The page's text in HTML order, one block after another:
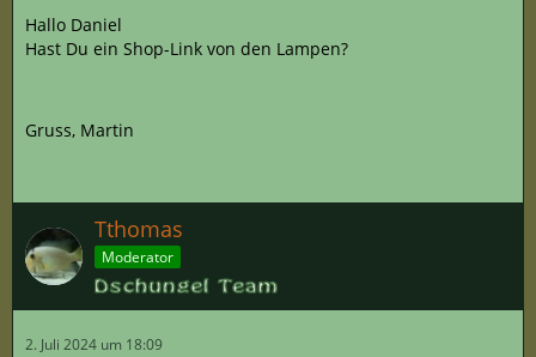
Hallo Daniel
Hast Du ein Shop-Link von den Lampen?
Gruss, Martin
Tthomas
Moderator
2. Juli 2024 um 18:09